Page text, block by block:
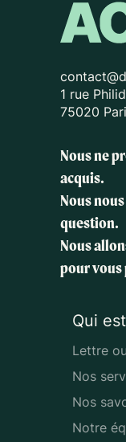
1 rue
75020
Nous ne
acquis.
Nous
question.
Nous
pour vous
Qui
Lettre
Nos
Nos
Notre